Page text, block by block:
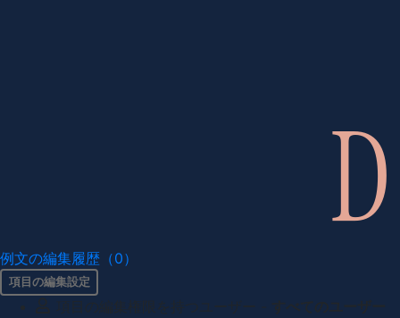
例文の編集履歴（0）
項目の編集設定